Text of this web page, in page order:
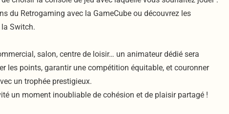
du Retrogaming avec la GameCube ou découvrez les
Switch.
salon, centre de loisir… un animateur dédié sera
les points, garantir une compétition équitable, et couronner
un trophée prestigieux.
un moment inoubliable de cohésion et de plaisir partagé !